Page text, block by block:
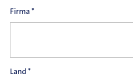
Firma*
Land*